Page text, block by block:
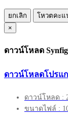
ยกเลิก
โหวตคะแ
×
ดาวน์โหลด
ดาวน์โหลดโปรแก
ดาวน์โหลด :
ขนาดไฟล์ :